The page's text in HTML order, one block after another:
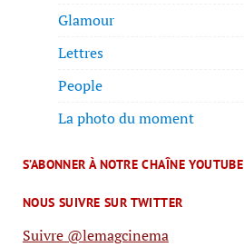
Glamour
Lettres
People
La photo du moment
S’ABONNER À NOTRE CHAÎNE YOUTUBE
NOUS SUIVRE SUR TWITTER
Suivre @lemagcinema